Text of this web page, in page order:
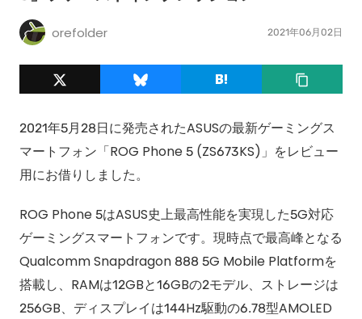
orefolder 2021年06月02日
2021年5月28日に発売されたASUSの最新ゲーミングス
マートフォン「ROG Phone 5 (ZS673KS)」をレビュー
用にお借りしました。
ROG Phone 5はASUS史上最高性能を実現した5G対応
ゲーミングスマートフォンです。現時点で最高峰となる
Qualcomm Snapdragon 888 5G Mobile Platformを
搭載し、RAMは12GBと16GBの2モデル、ストレージは
256GB、ディスプレイは144Hz駆動の6.78型AMOLED